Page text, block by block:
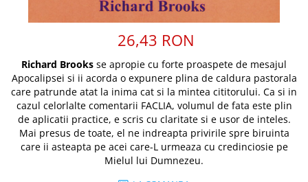
Rugaciune
Familie
Barbati
Cresterea copiilor
Femei
Relatii
Sexualitate
Jocuri
Jurnal de Rugaciune
Limba Engleza
Limba Română
Magneti
Foarte puternici
Sibiu
Carti postale
Jurnal
Magneti
Suport pahar
Tablouri
Sinaia
26,43 RON
Richard Brooks se apropie cu forte proaspete de mesajul
Apocalipsei si ii acorda o expunere plina de caldura pastorala
care patrunde atat la inima cat si la mintea cititorului. Ca si in
cazul celorlalte comentarii FACLIA, volumul de fata este plin
de aplicatii practice, e scris cu claritate si e usor de inteles.
Mai presus de toate, el ne indreapta privirile spre biruinta
care ii asteapta pe acei care-L urmeaza cu credinciosie pe
Mielul lui Dumnezeu.